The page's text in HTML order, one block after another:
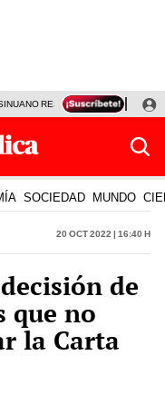
RESULTADOS HOY
SOCIEDAD MUNDO
20 Oct 2022 | 16:40 h
de
que no
la Carta